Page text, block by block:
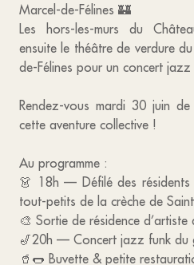
Marcel-de-Félines 🏰
Les hors-les-murs du
ensuite le théâtre de verdure
de-Félines pour un concert
Rendez-vous mardi 30 juin
cette aventure collective !
Au programme :
👗 18h — Défilé des résidents
tout-petits de la crèche de
🎨 Sortie de résidence d’artiste
🎷20h — Concert jazz funk du
🥤🌭 Buvette & petite